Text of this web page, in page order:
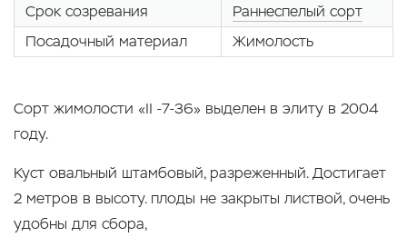
Срок созревания
Раннеспелый сорт
Посадочный материал
Жимолость
Сорт жимолости «II -7-36» выделен в элиту в 2004
году.
Куст овальный штамбовый, разреженный. Достигает
2 метров в высоту. плоды не закрыты листвой, очень
удобны для сбора,